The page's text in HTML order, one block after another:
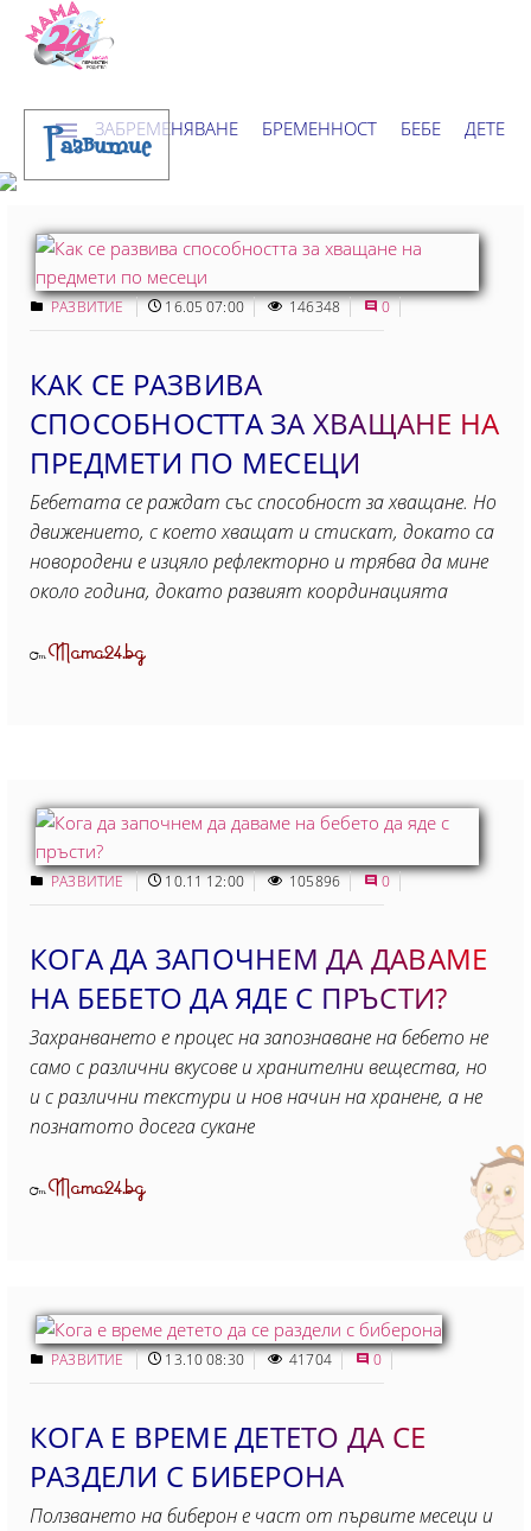
ЗАБРЕМЕНЯВАНЕ БРЕМЕННОСТ БЕБЕ ДЕТЕ
ДОМ НОВИНИ
Развитие
РАЗВИТИЕ 16.05 07:00 146348 0
КАК СЕ РАЗВИВА
СПОСОБНОСТТА ЗА ХВАЩАНЕ НА
ПРЕДМЕТИ ПО МЕСЕЦИ
Бебетата се раждат със способност за хващане. Но
движението, с което хващат и стискат, докато са
новородени е изцяло рефлекторно и трябва да мине
около година, докато развият координацията
ОтMama24.bg
РАЗВИТИЕ 10.11 12:00 105896 0
КОГА ДА ЗАПОЧНЕМ ДА ДАВАМЕ
НА БЕБЕТО ДА ЯДЕ С ПРЪСТИ?
Захранването е процес на запознаване на бебето не
само с различни вкусове и хранителни вещества, но
и с различни текстури и нов начин на хранене, а не
познатото досега сукане
ОтMama24.bg
РАЗВИТИЕ 13.10 08:30 41704 0
КОГА Е ВРЕМЕ ДЕТЕТО ДА СЕ
РАЗДЕЛИ С БИБЕРОНА
Ползването на биберон е част от първите месеци и